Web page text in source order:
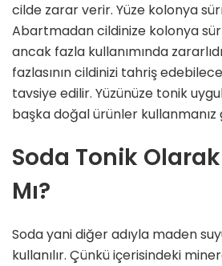
cilde zarar verir. Yüze kolonya
Abartmadan cildinize kolonya
ancak fazla kullanımında
fazlasının cildinizi tahriş
tavsiye edilir. Yüzünüze tonik
başka doğal ürünler kullanmanız
Soda Tonik Olarak
Mı?
Soda yani diğer adıyla maden
kullanılır. Çünkü içerisindeki